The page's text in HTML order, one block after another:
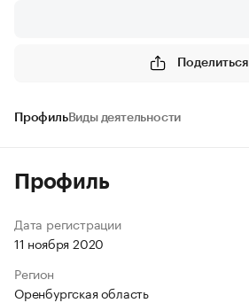
Поделиться
ПрофильВиды деятельности
Профиль
Дата регистрации
11 ноября 2020
Регион
Оренбургская область